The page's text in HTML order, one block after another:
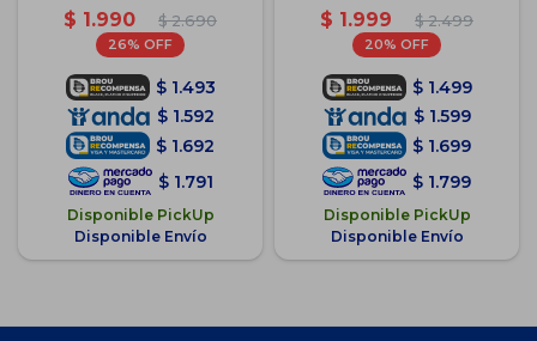
$ 1.990 $ 2.690
26
$ 1.493
$ 1.592
$ 1.692
$ 1.791
Disponible PickUp
Disponible Envío
$ 1.999 $ 2.499
20
$ 1.499
$ 1.599
$ 1.699
$ 1.799
Disponible PickUp
Disponible Envío